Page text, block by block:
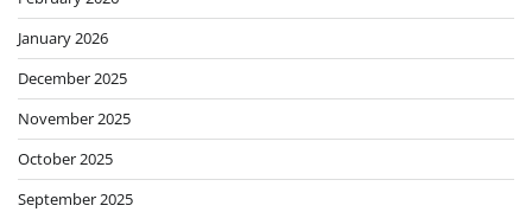
January 2026
December 2025
November 2025
October 2025
September 2025